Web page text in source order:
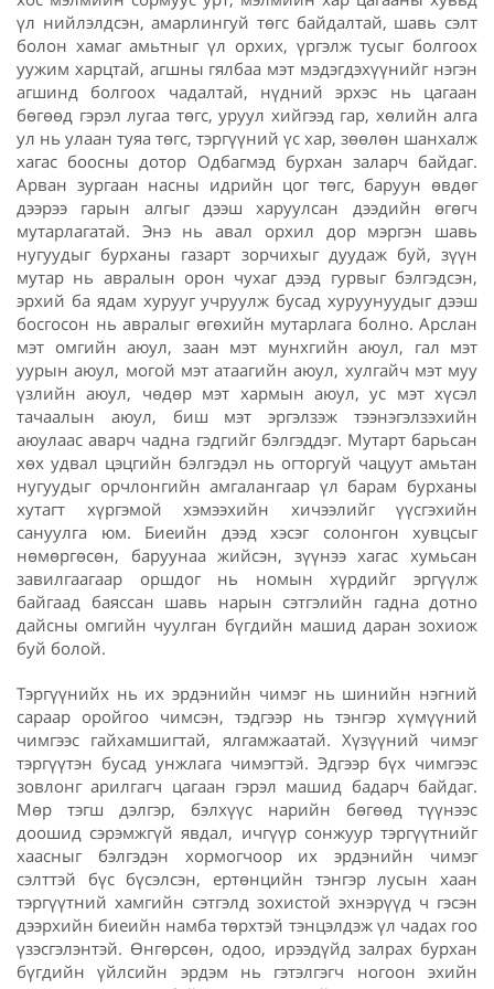
үл нийлэлдсэн, амарлингуй төгс байдалтай, шавь сэлт
болон хамаг амьтныг үл орхих, үргэлж тусыг болгоох
уужим харцтай, агшны гялбаа мэт мэдэгдэхүүнийг нэгэн
агшинд болгоох чадалтай, нүдний эрхэс нь цагаан
бөгөөд гэрэл лугаа төгс, уруул хийгээд гар, хөлийн алга
ул нь улаан туяа төгс, тэргүүний үс хар, зөөлөн шанхалж
хагас боосны дотор Одбагмэд бурхан заларч байдаг.
Арван зургаан насны идрийн цог төгс, баруун өвдөг
дээрээ гарын алгыг дээш харуулсан дээдийн өгөгч
мутарлагатай. Энэ нь авал орхил дор мэргэн шавь
нугуудыг бурханы газарт зорчихыг дуудаж буй, зүүн
мутар нь авралын орон чухаг дээд гурвыг бэлгэдсэн,
эрхий ба ядам хурууг учруулж бусад хуруунуудыг дээш
босгосон нь авралыг өгөхийн мутарлага болно. Арслан
мэт омгийн аюул, заан мэт мунхгийн аюул, гал мэт
уурын аюул, могой мэт атаагийн аюул, хулгайч мэт муу
үзлийн аюул, чөдөр мэт хармын аюул, ус мэт хүсэл
тачаалын аюул, биш мэт эргэлзэж тээнэгэлзэхийн
аюулаас аварч чадна гэдгийг бэлгэддэг. Мутарт барьсан
хөх удвал цэцгийн бэлгэдэл нь огторгуй чацуут амьтан
нугуудыг орчлонгийн амгалангаар үл барам бурханы
хутагт хүргэмой хэмээхийн хичээлийг үүсгэхийн
сануулга юм. Биеийн дээд хэсэг солонгон хувцсыг
нөмөргөсөн, баруунаа жийсэн, зүүнээ хагас хумьсан
завилгаагаар оршдог нь номын хүрдийг эргүүлж
байгаад баяссан шавь нарын сэтгэлийн гадна дотно
дайсны омгийн чуулган бүгдийн машид даран зохиож
буй болой.
Тэргүүнийх нь их эрдэнийн чимэг нь шинийн нэгний
сараар оройгоо чимсэн, тэдгээр нь тэнгэр хүмүүний
чимгээс гайхамшигтай, ялгамжаатай. Хүзүүний чимэг
тэргүүтэн бусад унжлага чимэгтэй. Эдгээр бүх чимгээс
зовлонг арилгагч цагаан гэрэл машид бадарч байдаг.
Мөр тэгш дэлгэр, бэлхүүс нарийн бөгөөд түүнээс
доошид сэрэмжгүй явдал, ичгүүр сонжуур тэргүүтнийг
хаасныг бэлгэдэн хормогчоор их эрдэнийн чимэг
сэлттэй бүс бүсэлсэн, ертөнцийн тэнгэр лусын хаан
тэргүүтний хамгийн сэтгэлд зохистой эхнэрүүд ч гэсэн
дээрхийн биеийн намба төрхтэй тэнцэлдэж үл чадах гоо
үзэсгэлэнтэй. Өнгөрсөн, одоо, ирээдүйд залрах бурхан
бүгдийн үйлсийн эрдэм нь гэтэлгэгч ногоон эхийн